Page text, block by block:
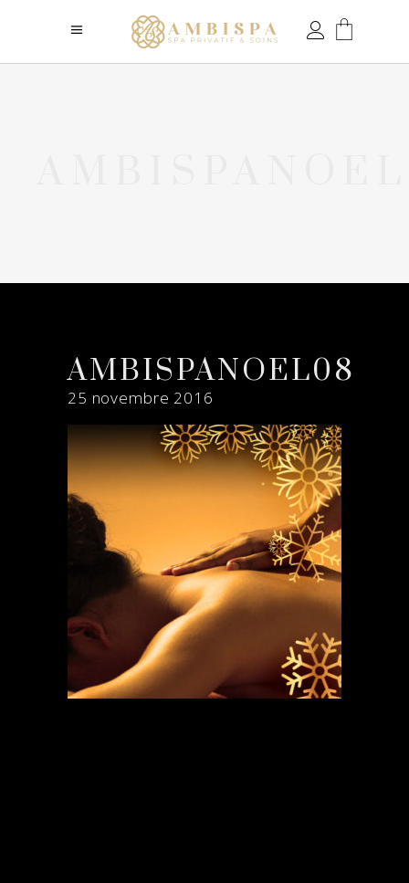
AMBISPANOEL08
25 novembre 2016